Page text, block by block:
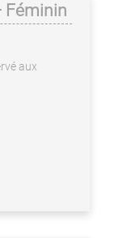
Féminin
aux